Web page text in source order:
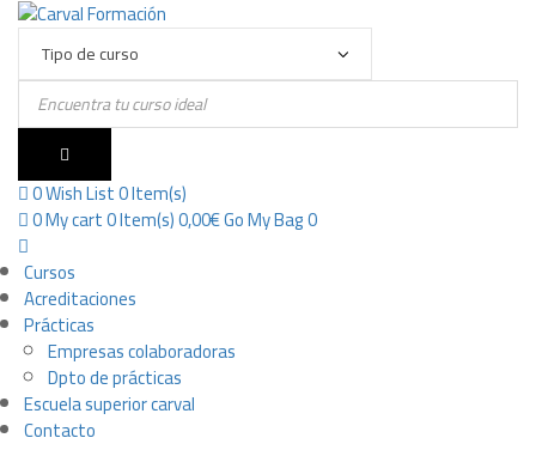
Products
search
0Wish List0 Item(s)
0My cart0 Item(s)0,00€GoMy Bag 0
Cursos
Acreditaciones
Prácticas
Empresas colaboradoras
Dpto de prácticas
Escuela superior carval
Contacto